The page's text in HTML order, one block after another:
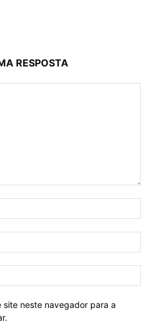
RESPOSTA
site neste navegador para a